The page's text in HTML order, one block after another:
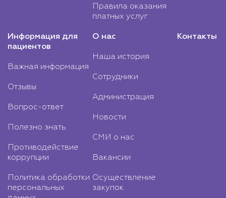
Правила оказания
платных услуг
Информация для
пациентов
Важная информация
Отзывы
Вопрос-ответ
Полезно знать
Противодействие
коррупции
Политика обработки
персональных
О нас
Наша история
Сотрудники
Администрация
Новости
СМИ о нас
Вакансии
Осуществление
закупок
Контакты